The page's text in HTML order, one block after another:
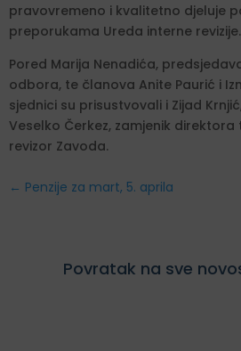
pravovremeno i kvalitetno djeluje
preporukama Ureda interne revizije.
Pored Marija Nenadića,
odbora, te članova Anite Paurić i
sjednici su prisustvovali i Zijad
Veselko Čerkez, zamjenik direktora
revizor Zavoda.
← Penzije za mart, 5. aprila
Povratak na sve